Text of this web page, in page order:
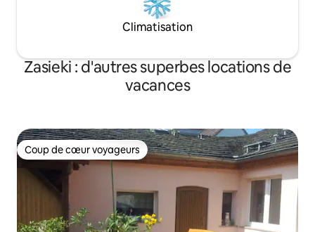
Climatisation
Zasieki : d'autres superbes locations de
vacances
Coup de cœur voyageurs
Coup de cœur voyageurs